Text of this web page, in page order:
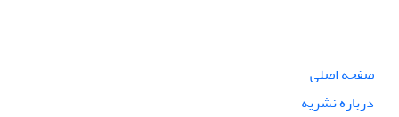
صفحه اصلی
درباره نشریه